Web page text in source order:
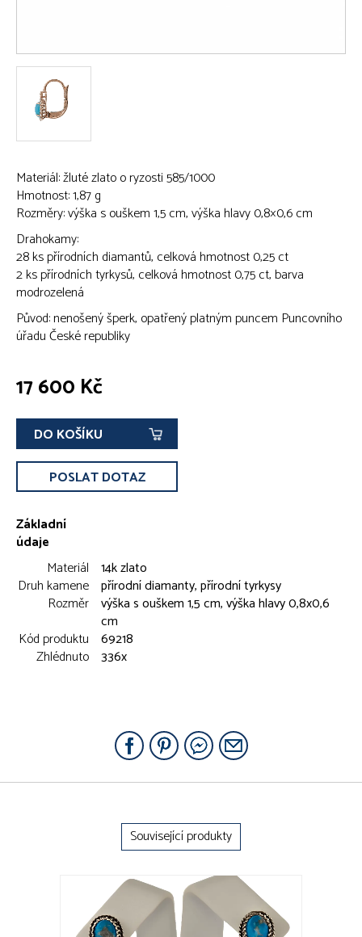
Materiál: žluté zlato o ryzosti 585/1000
Hmotnost: 1,87 g
Rozměry: výška s ouškem 1,5 cm, výška hlavy 0,8×0,6 cm
Drahokamy:
28 ks přírodních diamantů, celková hmotnost 0,25 ct
2 ks přírodních tyrkysů, celková hmotnost 0,75 ct, barva
modrozelená
Původ: nenošený šperk, opatřený platným puncem Puncovního
úřadu České republiky
17 600 Kč
DO KOŠÍKU
POSLAT DOTAZ
Základní
údaje
Materiál 14k zlato
Druh kamene přírodní diamanty, přírodní tyrkysy
Rozměr výška s ouškem 1,5 cm, výška hlavy 0,8x0,6
cm
Kód produktu 69218
Zhlédnuto 336x
Související produkty